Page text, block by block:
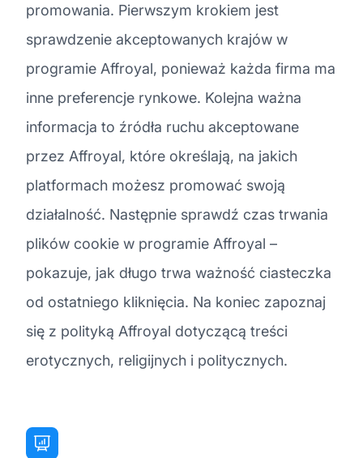
promowania. Pierwszym krokiem jest
sprawdzenie akceptowanych krajów w
programie Affroyal, ponieważ każda firma ma
inne preferencje rynkowe. Kolejna ważna
informacja to źródła ruchu akceptowane
przez Affroyal, które określają, na jakich
platformach możesz promować swoją
działalność. Następnie sprawdź czas trwania
plików cookie w programie Affroyal –
pokazuje, jak długo trwa ważność ciasteczka
od ostatniego kliknięcia. Na koniec zapoznaj
się z polityką Affroyal dotyczącą treści
erotycznych, religijnych i politycznych.